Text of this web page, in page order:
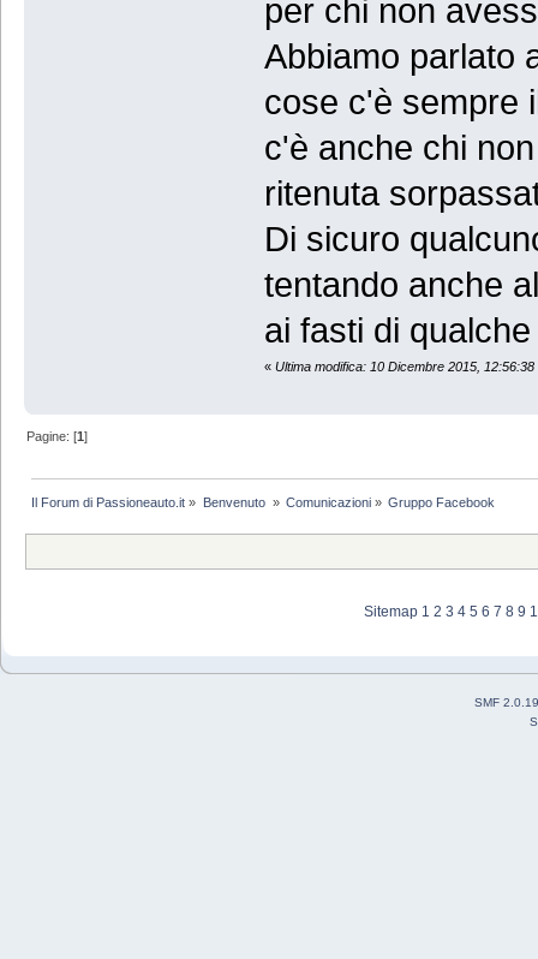
per chi non
Abbiamo parlato
cose c'è sempre
c'è anche chi
ritenuta
Di sicuro
tentando anche
ai fasti di
« Ultima modifica: 10 Dicembre 2015,
Pagine: [1]
Il Forum di Passioneauto.it » Benvenuto » Comunicazioni» Gruppo Facebook
Sitemap 1 2 3 4 5 6 7 8 9
SMF 2.0.19